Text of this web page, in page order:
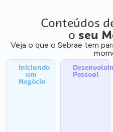
Conteúdos
o seu
Veja o que o Sebrae tem
Iniciando
um
Negócio
Pessoal